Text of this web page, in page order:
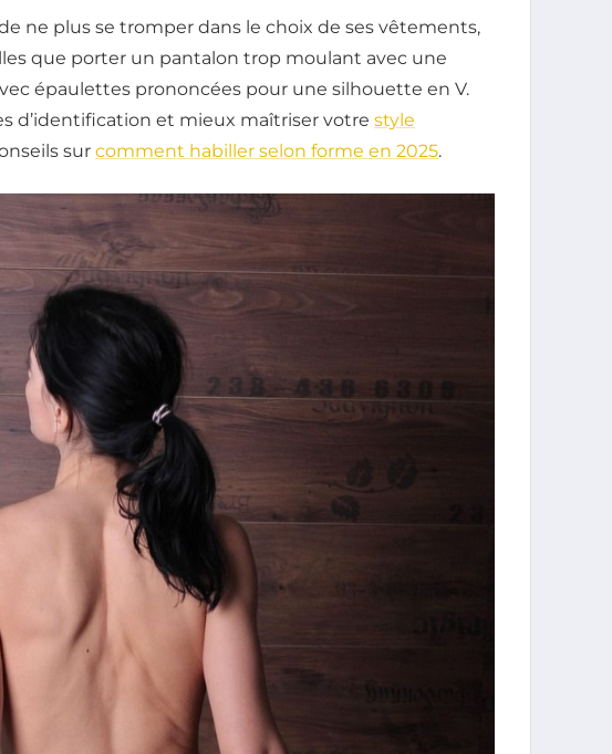
ne plus se tromper dans le choix de ses vêtements,
que porter un pantalon trop moulant avec une
épaulettes prononcées pour une silhouette en V.
d’identification et mieux maîtriser votre style
sur comment habiller selon forme en 2025.